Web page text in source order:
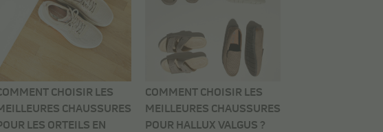
CHOISIR LES
CHAUSSURES
LES ORTEILS EN
COMMENT CHOISIR LES
MEILLEURES CHAUSSURES
POUR HALLUX VALGUS ?